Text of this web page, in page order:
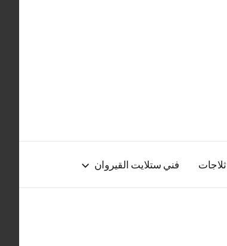
ثلاجات فني ستلايت القيروان